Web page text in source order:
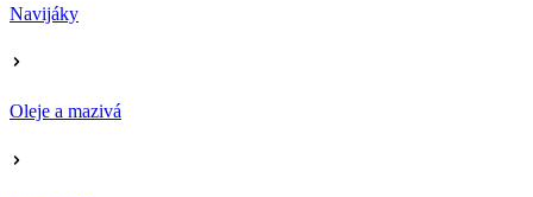
Navijáky
Oleje a mazivá